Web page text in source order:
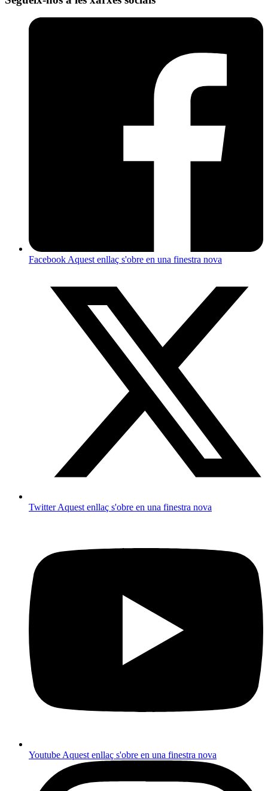
Facebook Aquest enllaç s'obre en una finestra nova
TwitterAquest enllaç s'obre en una finestra nova
Youtube Aquest enllaç s'obre en una finestra nova